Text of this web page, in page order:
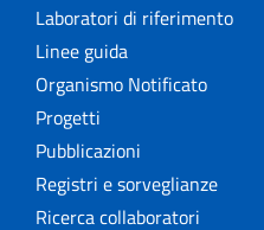
Laboratori di riferimento
Linee guida
Organismo Notificato
Progetti
Pubblicazioni
Registri e sorveglianze
Ricerca collaboratori